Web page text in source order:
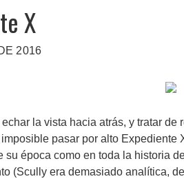
X
2016
la vista hacia atrás, y tratar
pasar por alto Expediente
su época como en toda la historia
(Scully era demasiado analítica,